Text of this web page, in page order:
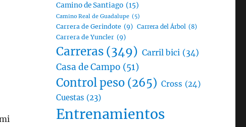
Camino de Santiago (15)
Camino Real de Guadalupe (5)
Carrera de Gerindote (9) Carrera del Árbol (8)
Carrera de Yuncler (9)
Carreras (349) Carril bici (34)
Casa de Campo (51)
Control peso (265) Cross (24)
Cuestas (23)
Entrenamientos